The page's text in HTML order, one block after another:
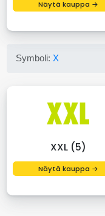
Näytä kauppa →
Symboli: X
XXL (5)
Näytä kauppa →